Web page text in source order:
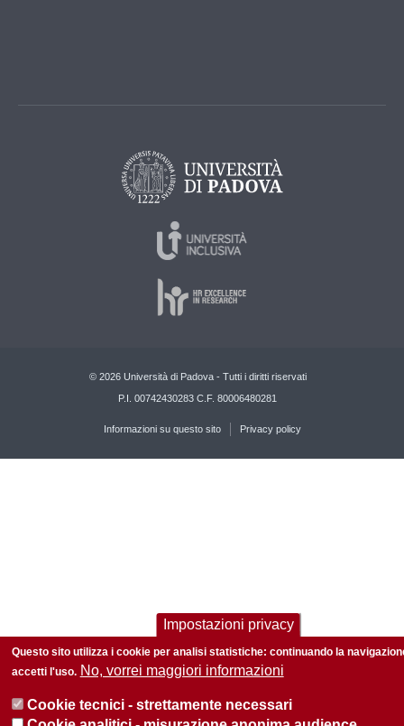
© 2026 Università di Padova - Tutti i diritti riservati
P.I. 00742430283 C.F. 80006480281
Informazioni su questo sito Privacy policy
Impostazioni privacy
Questo sito utilizza i cookie per analisi statistiche: continuando la
accetti l'uso. No, vorrei maggiori informazioni
Cookie tecnici - strettamente necessari